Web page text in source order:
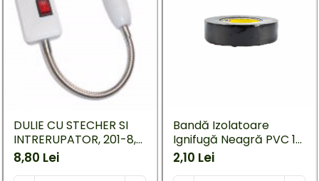
Ţeavă PVC
DULIE CU STECHER SI
INTRERUPATOR, 201-8,
20 CM
8,80 Lei
Bandă Izolatoare
Ignifugă Neagră PVC 19
mm × 20 m, 7 kV, 0,15
mm
2,10 Lei